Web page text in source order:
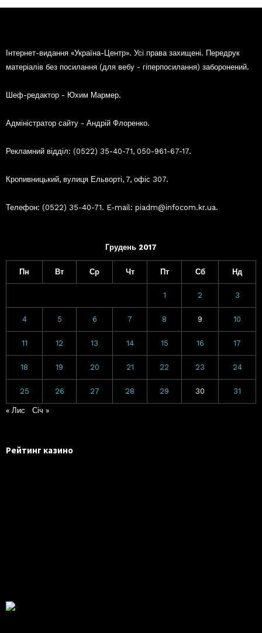
Інтернет-видання «Україна-Центр». Усі права захищені. Передрук
матеріалів без посилання (для вебу - гіперпосилання) заборонений.
Шеф-редактор - Юхим Мармер.
Адміністратор сайту - Андрій Флоренко.
Рекламний відділ: (0522) 35-40-71, 050-961-67-17.
Кропивницький, вулиця Ельворті, 7, офіс 307.
Телефон: (0522) 35-40-71. E-mail: piadm@infocom.kr.ua.
Грудень 2017
Пн Вт Ср Чт Пт Сб Нд
1 2 3
4 5 6 7 8 9 10
11 12 13 14 15 16 17
18 19 20 21 22 23 24
25 26 27 28 29 30 31
« Лис Січ »
Рейтинг казино